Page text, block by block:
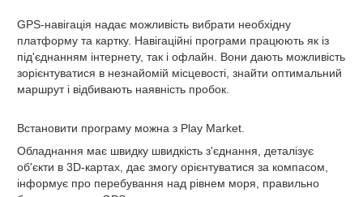
GPS-навігація надає можливість вибрати необхідну
платформу та картку. Навігаційні програми працюють як із
під'єднанням інтернету, так і офлайн. Вони дають можливість
зорієнтуватися в незнайомій місцевості, знайти оптимальний
маршрут і відбивають наявність пробок.
Встановити програму можна з Play Market.
Обладнання має швидку швидкість з'єднання, деталізує
об'єкти в 3D-картах, дає змогу орієнтуватися за компасом,
інформує про перебування над рівнем моря, правильно